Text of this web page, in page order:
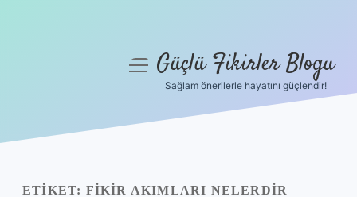
Yasal Uyarı
menüyüGüçlü Fikirler Blogu
Sağlam önerilerle hayatını güçlendir!
ETIKET: FIKIR AKIMLARI NELERDIR